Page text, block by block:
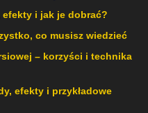
efekty i jak je dobrać?
co musisz wiedzieć
– korzyści i technika
efekty i przykładowe